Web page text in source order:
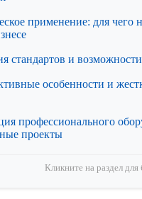
применение: для чего
стандартов и
особенности и
профессионального
проекты
Кликните на раздел